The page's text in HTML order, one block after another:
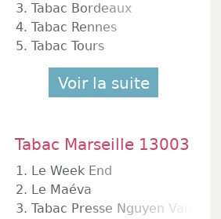
3. Tabac Bordeaux
4. Tabac Rennes
5. Tabac Tours
Voir la suite
Tabac Marseille 13003
1. Le Week End
2. Le Maéva
3. Tabac Presse Nguyen Van Sang